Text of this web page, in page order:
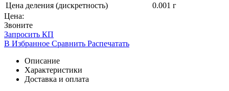
Цена деления (дискретность)
0.001 г
Цена:
Звоните
Запросить КП
В Избранное Сравнить Распечатать
Описание
Характеристики
Доставка и оплата